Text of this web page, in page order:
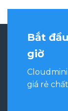
Bắt
giờ
giá rẻ